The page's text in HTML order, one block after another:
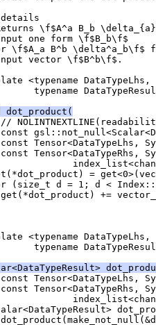
\f$A^a B_b
one form \f$B_b\f$
\f$A_a B^b \delta^a_b\f$
vector \f$B^b\f$.
<typename
typename
dot_product(
Tensor<DataTypeLhs,
Tensor<DataTypeRhs,
=
(size_t d = 1; d <
+=
<typename
typename
Tensor<DataTypeLhs,
Tensor<DataTypeRhs,